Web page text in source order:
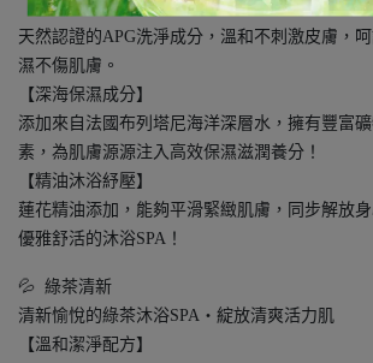
【溫和潔淨配方】
天然認證的APG洗淨成分，溫和不刺激皮膚，
濕不傷肌膚。
【深海保濕成分】
添加來自法國布列塔尼海洋深層水，擁有豐富
素，為肌膚源源注入高效保濕滋潤養分！
【精油沐浴紓壓】
蓮花精油添加，能夠平滑緊緻肌膚，同步解放
優雅舒活的沐浴SPA！
💦 綠茶清新
清新愉悅的綠茶沐浴SPA‧綻放清爽活力肌
【溫和潔淨配方】